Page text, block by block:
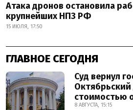
Атака дронов остановила
крупнейших НПЗ РФ
15 ИЮЛЯ, 17:50
ГЛАВНОЕ СЕГОДНЯ
Суд вернул
стоимостью
8 АВГУСТА, 15:15